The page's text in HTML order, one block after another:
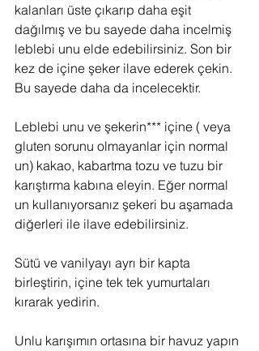
kalanları üste çıkarıp daha eşit
dağılmış ve bu sayede daha incelmiş
leblebi unu elde edebilirsiniz. Son bir
kez de içine şeker ilave ederek çekin.
Bu sayede daha da incelecektir.
Leblebi unu ve şekerin*** içine ( veya
gluten sorunu olmayanlar için normal
un) kakao, kabartma tozu ve tuzu bir
karıştırma kabına eleyin. Eğer normal
un kullanıyorsanız şekeri bu aşamada
diğerleri ile ilave edebilirsiniz.
Sütü ve vanilyayı ayrı bir kapta
birleştirin, içine tek tek yumurtaları
kırarak yedirin.
Unlu karışımın ortasına bir havuz yapın